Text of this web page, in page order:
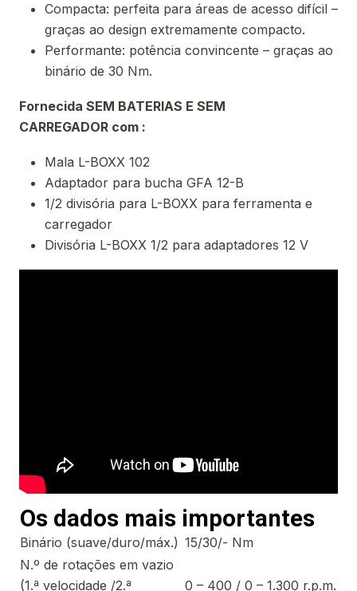
Compacta: perfeita para áreas de acesso difícil –
graças ao design extremamente compacto.
Performante: potência convincente – graças ao
binário de 30 Nm.
Fornecida SEM BATERIAS E SEM
CARREGADOR com :
Mala L-BOXX 102
Adaptador para bucha GFA 12-B
1/2 divisória para L-BOXX para ferramenta e
carregador
Divisória L-BOXX 1/2 para adaptadores 12 V
Os dados mais importantes
Binário (suave/duro/máx.) 15/30/- Nm
N.º de rotações em vazio
(1.ª velocidade /2.ª
0 – 400 / 0 – 1.300 r.p.m.